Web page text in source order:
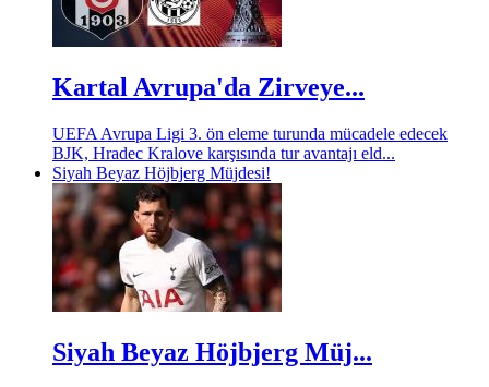
Kartal Avrupa'da Zirveye...
UEFA Avrupa Ligi 3. ön eleme turunda mücadele edecek
BJK, Hradec Kralove karşısında tur avantajı eld...
Siyah Beyaz Höjbjerg Müjdesi!
Siyah Beyaz Höjbjerg Müj...